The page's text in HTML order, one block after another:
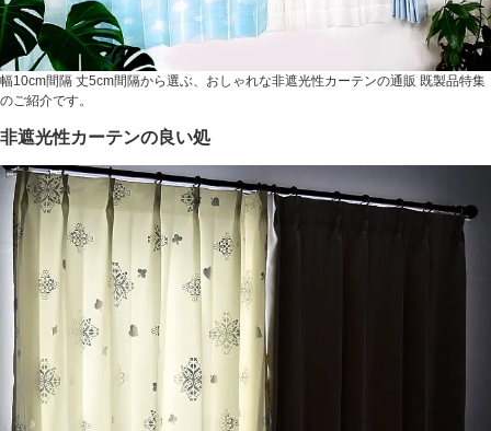
幅10cm間隔 丈5cm間隔から選ぶ、おしゃれな非遮光性カーテンの通販 既製品特集
のご紹介です。
非遮光性カーテンの良い処